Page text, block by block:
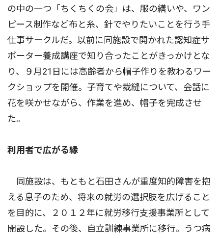
の中の一つ「ちくちくの会」は、服の繕いや、ワン
ピース制作など布と糸、針でやりたいことを行う手
仕事サークルだ。以前に同施設で開かれた認知症サ
ポーター養成講座で知り合ったことがきっかけとな
り、９月21日には高齢者から帽子作りを教わるワー
クショップを開催。子育てや裁縫について、会話に
花を咲かせながら、作業を進め、帽子を完成させ
た。
利用者で広がる縁
同施設は、もともと石田さんが重度知的障害を抱
える息子のため、将来の就労の選択肢を広げること
を目的に、２０１２年に就労移行支援事業所として
開設した。その後、自立訓練事業所に移行。うつ病